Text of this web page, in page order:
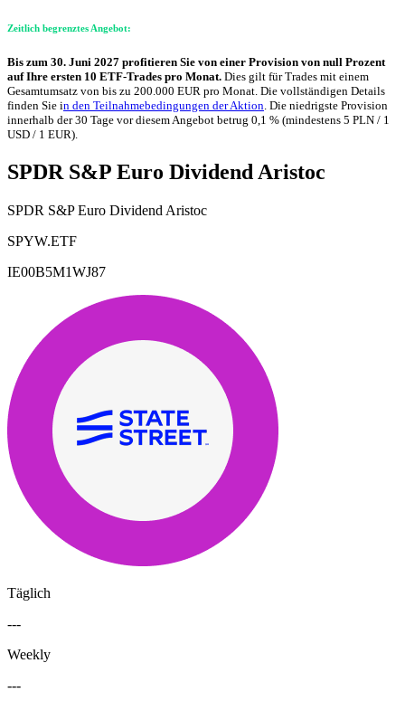
Zeitlich begrenztes Angebot:
Bis zum 30. Juni 2027 profitieren Sie von einer Provision von null Prozent
auf Ihre ersten 10 ETF-Trades pro Monat. Dies gilt für Trades mit einem
Gesamtumsatz von bis zu 200.000 EUR pro Monat. Die vollständigen Details
finden Sie in den Teilnahmebedingungen der Aktion. Die niedrigste Provision
innerhalb der 30 Tage vor diesem Angebot betrug 0,1 % (mindestens 5 PLN / 1
USD / 1 EUR).
SPDR S&P Euro Dividend Aristoc
SPDR S&P Euro Dividend Aristoc
SPYW.ETF
IE00B5M1WJ87
Täglich
---
Weekly
---